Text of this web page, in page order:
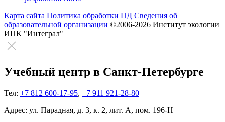
Карта сайта Политика обработки ПД Сведения об
образовательной организации ©2006-2026 Институт экологии
ИПК "Интеграл"
Учебный центр в Санкт-Петербурге
Тел: +7 812 600-17-95, +7 911 921-28-80
Адрес: ул. Парадная, д. 3, к. 2, лит. А, пом. 196-Н